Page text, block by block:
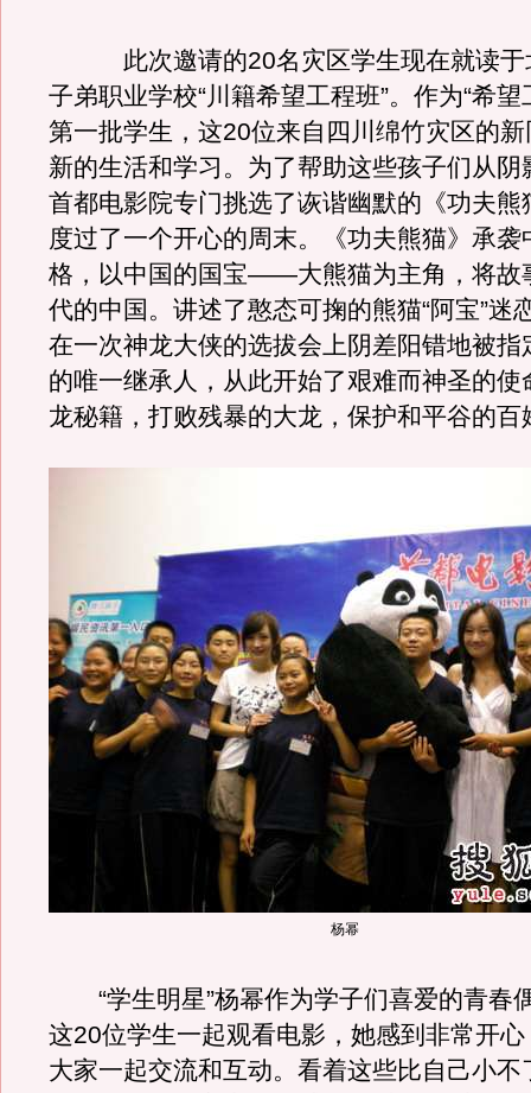
此次邀请的20名灾区学生现在就读于
子弟职业学校“川籍希望工程班”。作为“希望
第一批学生，这20位来自四川绵竹灾区的
新的生活和学习。为了帮助这些孩子们从阴
首都电影院专门挑选了诙谐幽默的《功夫熊
度过了一个开心的周末。《功夫熊猫》承袭
格，以中国的国宝——大熊猫为主角，将故
代的中国。讲述了憨态可掬的熊猫“阿宝”迷
在一次神龙大侠的选拔会上阴差阳错地被指
的唯一继承人，从此开始了艰难而神圣的
龙秘籍，打败残暴的大龙，保护和平谷的百
杨幂
“学生明星”杨幂作为学子们喜爱的青春
这20位学生一起观看电影，她感到非常开
大家一起交流和互动。看着这些比自己小不